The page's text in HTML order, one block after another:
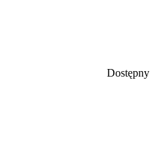
Dostępny